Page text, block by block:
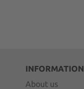
INFORMATION
About us